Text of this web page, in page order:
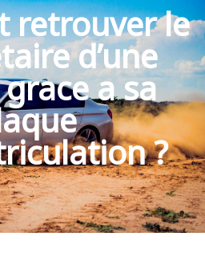
retrouver le
d’une
a sa
?